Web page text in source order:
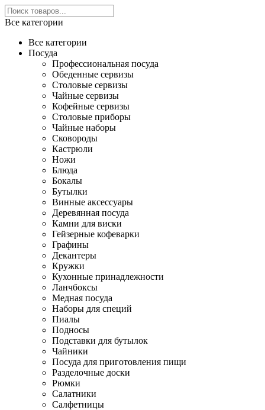
Все категории
Все категории
Посуда
Профессиональная посуда
Обеденные сервизы
Столовые сервизы
Чайные сервизы
Кофейные сервизы
Столовые приборы
Чайные наборы
Сковороды
Кастрюли
Ножи
Блюда
Бокалы
Бутылки
Винные аксессуары
Деревянная посуда
Камни для виски
Гейзерные кофеварки
Графины
Декантеры
Кружки
Кухонные принадлежности
Ланчбоксы
Медная посуда
Наборы для специй
Пиалы
Подносы
Подставки для бутылок
Чайники
Посуда для приготовления пищи
Разделочные доски
Рюмки
Салатники
Салфетницы